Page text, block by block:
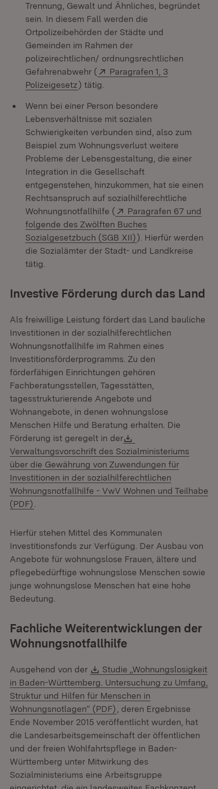
Trennung, Gewalt und Ähnliches, begründet
sein. In diesem Fall werden die
Ortpolizeibehörden der Städte und
Gemeinden im Rahmen der
polizeirechtlichen/ ordnungsrechtlichen
Gefahrenabwehr (
Extern:
Paragrafen 1, 3
Polizeigesetz(Öffnet in neuem Fenster)
) tätig.
Wenn bei einer Person besondere
Lebensverhältnisse mit sozialen
Schwierigkeiten verbunden sind, also zum
Beispiel zum Wohnungsverlust weitere
Probleme der Lebensgestaltung, die einer
Integration in die Gesellschaft
entgegenstehen, hinzukommen, hat sie einen
Rechtsanspruch auf sozialhilferechtliche
Wohnungsnotfallhilfe (
Extern:
Paragrafen 67 und
folgende des Zwölften Buches
Sozialgesetzbuch (SGB XII)(Öffnet in neuem
). Hierfür werden
die Sozialämter der Stadt- und Landkreise
tätig.
Investive Förderung durch das Land
Als freiwillige Leistung fördert das Land bauliche
Investitionen in der sozialhilferechtlichen
Wohnungsnotfallhilfe im Rahmen eines
Investitionsförderprogramms. Zu den
förderfähigen Einrichtungen gehören
Fachberatungsstellen, Tagesstätten,
tagesstrukturierende Angebote und
Wohnangebote, in denen wohnungslose
Menschen Hilfe und Beratung erhalten. Die
Förderung ist geregelt in der
Verwaltungsvorschrift des Sozialministeriums
über die Gewährung von Zuwendungen für
Investitionen in der sozialhilferechtlichen
Wohnungsnotfallhilfe - VwV Wohnen und Teilhabe
(PDF)
Hierfür stehen Mittel des Kommunalen
Investitionsfonds zur Verfügung. Der Ausbau von
Angebote für wohnungslose Frauen, ältere und
pflegebedürftige wohnungslose Menschen sowie
junge wohnungslose Menschen hat eine hohe
Bedeutung.
Fachliche Weiterentwicklungen der
Wohnungsnotfallhilfe
Ausgehend von der Download:
Studie „Wohnungslosigkeit
in Baden-Württemberg. Untersuchung zu Umfang,
Struktur und Hilfen für Menschen in
Wohnungsnotlagen“ (PDF) (Öffnet in neuem Fenster)
, deren Ergebnisse
Ende November 2015 veröffentlicht wurden, hat
die Landesarbeitsgemeinschaft der öffentlichen
und der freien Wohlfahrtspflege in Baden-
Württemberg unter Mitwirkung des
Sozialministeriums eine Arbeitsgruppe